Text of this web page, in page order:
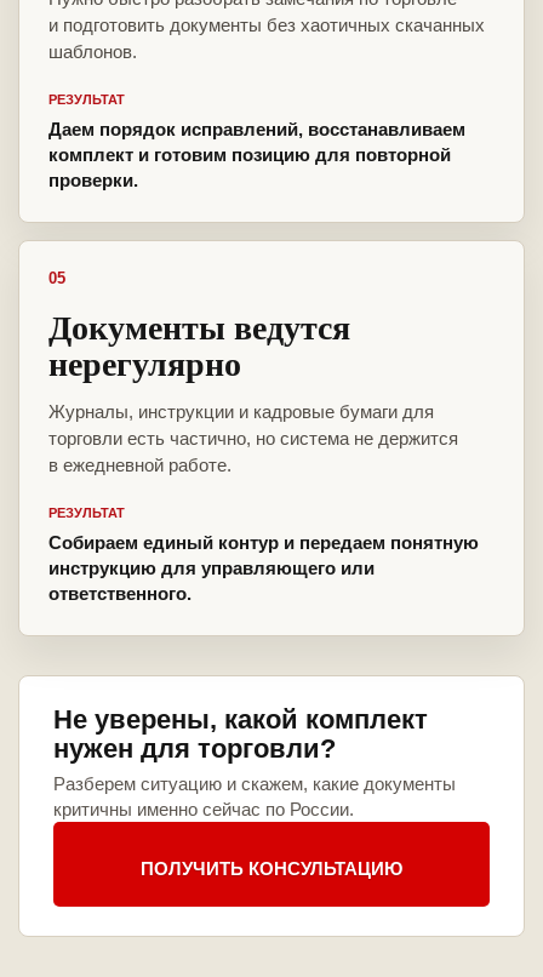
и подготовить документы без хаотичных скачанных
шаблонов.
РЕЗУЛЬТАТ
Даем порядок исправлений, восстанавливаем
комплект и готовим позицию для повторной
проверки.
05
Документы ведутся
нерегулярно
Журналы, инструкции и кадровые бумаги для
торговли есть частично, но система не держится
в ежедневной работе.
РЕЗУЛЬТАТ
Собираем единый контур и передаем понятную
инструкцию для управляющего или
ответственного.
Не уверены, какой комплект
нужен для торговли?
Разберем ситуацию и скажем, какие документы
критичны именно сейчас по России.
ПОЛУЧИТЬ КОНСУЛЬТАЦИЮ